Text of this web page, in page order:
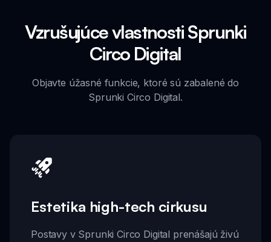
Vzrušujúce vlastnosti Sprunki
Circo Digital
Objavte úžasné funkcie, ktoré sú zabalené do
Sprunki Circo Digital.
Estetika high-tech cirkusu
Postavy v Sprunki Circo Digital prenášajú živú